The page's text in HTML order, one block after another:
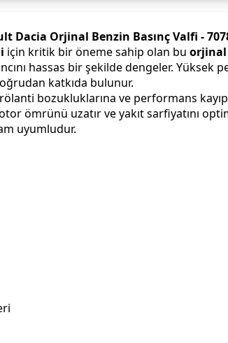
Dacia Orjinal Benzin Basınç Valfi -
için kritik bir öneme sahip olan bu orjinal
hassas bir şekilde dengeler. Yüksek
katkıda bulunur.
bozukluklarına ve performans
ömrünü uzatır ve yakıt sarfiyatını
uyumludur.